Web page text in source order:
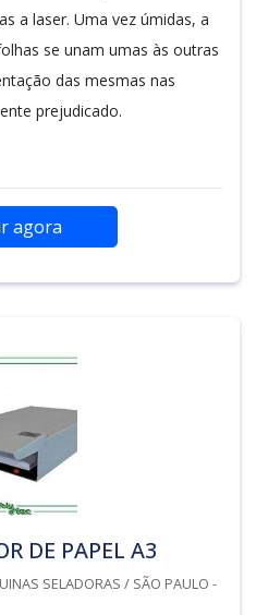
a laser. Uma vez úmidas, a
se unam umas às outras
das mesmas nas
prejudicado.
agora
DE PAPEL A3
SELADORAS / SÃO PAULO -